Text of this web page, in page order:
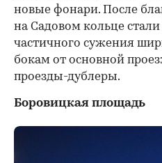
новые фонари. После
на Садовом кольце стали
частичного сужения
бокам от основной
проезды-дублеры.
Боровицкая площадь